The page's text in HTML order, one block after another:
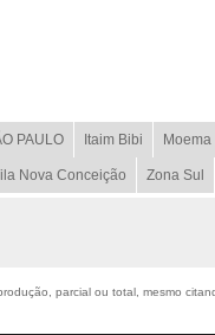
PAULO Itaim Bibi Moema
Nova Conceição Zona Sul
parcial ou total, mesmo